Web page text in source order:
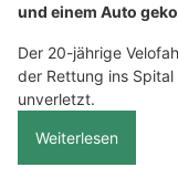
und einem Auto
Der 20-jährige
der Rettung ins
unverletzt.
Weiterlesen